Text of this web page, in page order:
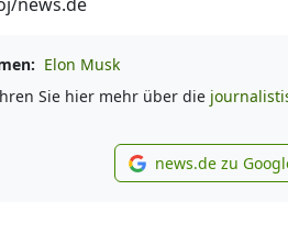
Elon Musk
Sie hier mehr über die
news.de zu